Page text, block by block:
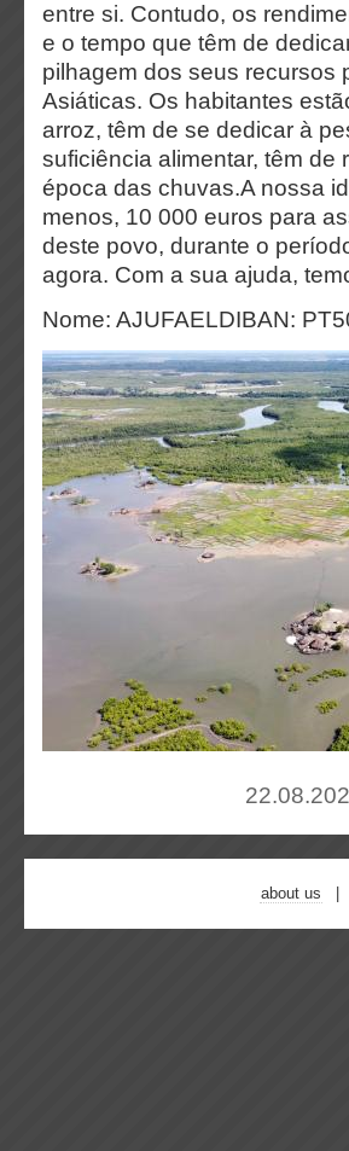
entre si. Contudo, os
e o tempo que têm de
pilhagem dos seus recursos
Asiáticas. Os habitantes
arroz, têm de se dedicar à
suficiência alimentar, têm de
época das chuvas.A nossa
menos, 10 000 euros para
deste povo, durante o
agora. Com a sua ajuda,
Nome: AJUFAELDIBAN:
about us